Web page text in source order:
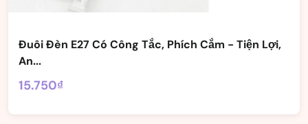
Đuôi Đèn E27 Có Công Tắc, Phích Cắm - Tiện Lợi,
An...
15.750₫